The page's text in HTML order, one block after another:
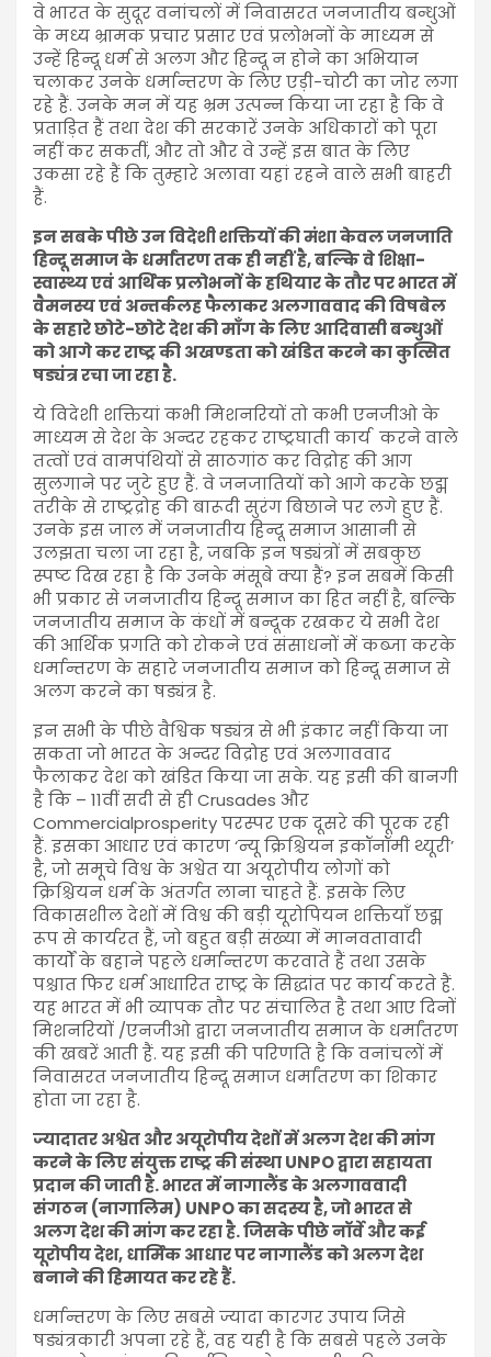
वे भारत के सुदूर वनांचलों में निवासरत जनजातीय बन्धुओं
के मध्य भ्रामक प्रचार प्रसार एवं प्रलोभनों के माध्यम से
उन्हें हिन्दू धर्म से अलग और हिन्दू न होने का अभियान
चलाकर उनके धर्मान्तरण के लिए एड़ी-चोटी का जोर लगा
रहे हैं. उनके मन में यह भ्रम उत्पन्न किया जा रहा है कि वे
प्रताड़ित हैं तथा देश की सरकारें उनके अधिकारों को पूरा
नहीं कर सकतीं, और तो और वे उन्हें इस बात के लिए
उकसा रहे हैं कि तुम्हारे अलावा यहां रहने वाले सभी बाहरी
हैं.
इन सबके पीछे उन विदेशी शक्तियों की मंशा केवल जनजाति
हिन्दू समाज के धर्मांतरण तक ही नहीं है, बल्कि वे शिक्षा-
स्वास्थ्य एवं आर्थिक प्रलोभनों के हथियार के तौर पर भारत में
वैमनस्य एवं अन्तर्कलह फैलाकर अलगाववाद की विषबेल
के सहारे छोटे-छोटे देश की माँग के लिए आदिवासी बन्धुओं
को आगे कर राष्ट्र की अखण्डता को खंडित करने का कुत्सित
षड्यंत्र रचा जा रहा है.
ये विदेशी शक्तियां कभी मिशनरियों तो कभी एनजीओ के
माध्यम से देश के अन्दर रहकर राष्ट्रघाती कार्य करने वाले
तत्वों एवं वामपंथियों से साठगांठ कर विद्रोह की आग
सुलगाने पर जुटे हुए हैं. वे जनजातियों को आगे करके छद्म
तरीके से राष्ट्रद्रोह की बारूदी सुरंग बिछाने पर लगे हुए हैं.
उनके इस जाल में जनजातीय हिन्दू समाज आसानी से
उलझता चला जा रहा है, जबकि इन षड्यंत्रों में सबकुछ
स्पष्ट दिख रहा है कि उनके मंसूबे क्या हैं? इन सबमें किसी
भी प्रकार से जनजातीय हिन्दू समाज का हित नहीं है, बल्कि
जनजातीय समाज के कंधों में बन्दूक रखकर ये सभी देश
की आर्थिक प्रगति को रोकने एवं संसाधनों में कब्जा करके
धर्मान्तरण के सहारे जनजातीय समाज को हिन्दू समाज से
अलग करने का षड्यंत्र है.
इन सभी के पीछे वैश्विक षड्यंत्र से भी इंकार नहीं किया जा
सकता जो भारत के अन्दर विद्रोह एवं अलगाववाद
फैलाकर देश को खंडित किया जा सके. यह इसी की बानगी
है कि – 11वीं सदी से ही Crusades और
Commercialprosperity परस्पर एक दूसरे की पूरक रही
हैं. इसका आधार एवं कारण ‘न्यू क्रिश्चियन इकॉनॉमी थ्यूरी’
है, जो समूचे विश्व के अश्वेत या अयूरोपीय लोगों को
क्रिश्चियन धर्म के अंतर्गत लाना चाहते हैं. इसके लिए
विकासशील देशों में विश्व की बड़ी यूरोपियन शक्तियाँ छद्म
रूप से कार्यरत हैं, जो बहुत बड़ी संख्या में मानवतावादी
कार्यों के बहाने पहले धर्मान्तरण करवाते हैं तथा उसके
पश्चात फिर धर्म आधारित राष्ट्र के सिद्धांत पर कार्य करते हैं.
यह भारत में भी व्यापक तौर पर संचालित है तथा आए दिनों
मिशनरियों /एनजीओ द्वारा जनजातीय समाज के धर्मांतरण
की खबरें आती हैं. यह इसी की परिणति है कि वनांचलों में
निवासरत जनजातीय हिन्दू समाज धर्मांतरण का शिकार
होता जा रहा है.
ज्यादातर अश्वेत और अयूरोपीय देशों में अलग देश की मांग
करने के लिए संयुक्त राष्ट्र की संस्थाUNPOद्वारा सहायता
प्रदान की जाती है. भारत में नागालैंड के अलगाववादी
संगठन (नागालिम) UNPOका सदस्य है,जो भारत से
अलग देश की मांग कर रहा है. जिसके पीछे नॉर्वे और कई
यूरोपीय देश,धार्मिक आधार पर नागालैंड को अलग देश
बनाने की हिमायत कर रहे हैं.
धर्मान्तरण के लिए सबसे ज्यादा कारगर उपाय जिसे
षड्यंत्रकारी अपना रहे हैं, वह यही है कि सबसे पहले उनके